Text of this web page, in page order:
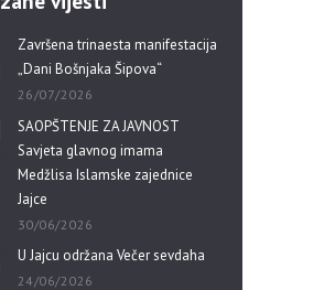
Završena trinaesta manifestacija
„Dani Bošnjaka Šipova“
26/07/2026
SAOPŠTENJE ZA JAVNOST
Savjeta glavnog imama
Medžlisa Islamske zajednice
Jajce
30/06/2026
U Jajcu održana Večer sevdaha
24/06/2026